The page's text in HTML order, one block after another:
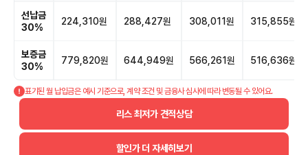
선납금
30%
224,310원 288,427원 308,011원 315,855원
보증금
30%
779,820원 644,949원 566,261원 516,636원
표기된 월 납입금은 예시 기준으로, 계약 조건 및 금융사 심사에 따라 변동될 수 있어요.
리스 최저가 견적상담
할인가 더 자세히보기